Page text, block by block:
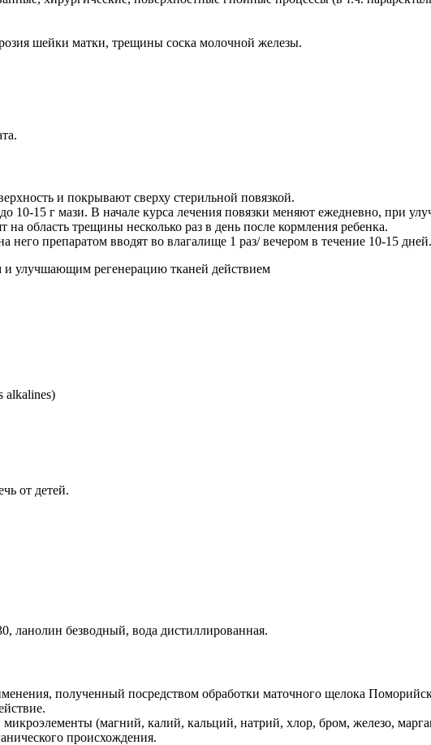
шейки матки, трещины соска молочной железы.
и покрывают сверху стерильной повязкой.
10-15 г мази. В начале курса лечения повязки меняют ежедневно, при
область трещины несколько раз в день после кормления ребенка.
препаратом вводят во влагалище 1 раз/ вечером в течение 10-15 дней.
улучшающим регенерацию тканей действием
alkalines)
от детей.
ланолин безводный, вода дистиллированная.
полученный посредством обработки маточного щелока
(магний, калий, кальций, натрий, хлор, бром, железо,
происхождения.